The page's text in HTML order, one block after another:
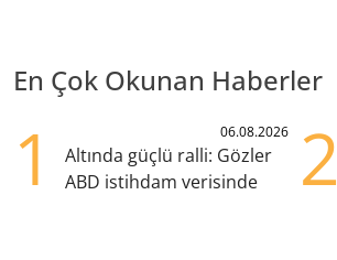
En Çok Okunan Haberler
1 06.08.2026
Altında güçlü ralli: Gözler
ABD istihdam verisinde
2